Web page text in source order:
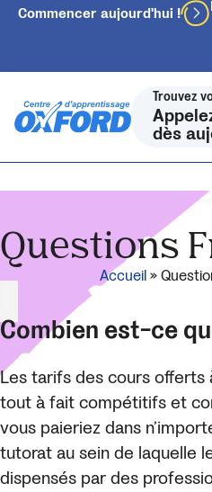
Commencer aujourd'hui !
Trouvez
dès
Questions
Accueil»
Combien est-ce
Les tarifs des cours
tout à fait compétitifs et
vous paieriez dans
tutorat au sein de laquelle
dispensés par des